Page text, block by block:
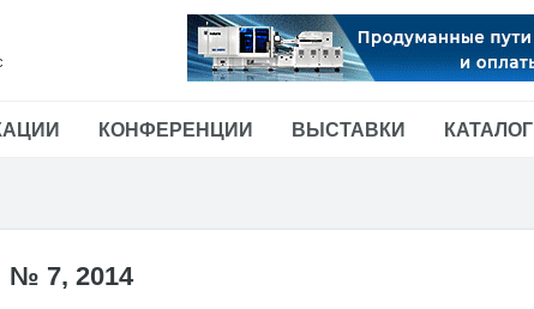
КОНФЕРЕНЦИИ ВЫСТАВКИ КАТАЛОГ
№ 7, 2014